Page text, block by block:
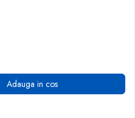
Adauga in cos